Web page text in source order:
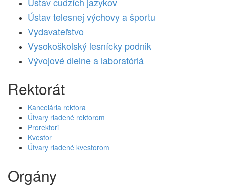
Ústav telesnej výchovy a športu
Vydavateľstvo
Vysokoškolský lesnícky podnik
Vývojové dielne a laboratóriá
Rektorát
Kancelária rektora
Útvary riadené rektorom
Prorektori
Kvestor
Útvary riadené kvestorom
Orgány